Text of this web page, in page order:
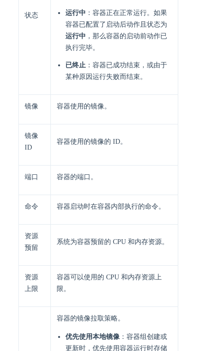
状态 运行中 ：容器正在正常运行。如果
容器已配置了启动后动作且状态为
运行中 ，那么容器的启动前动作已
执行完毕。
已终止 ：容器已成功结束，或由于
某种原因运行失败而结束。
镜像 容器使用的镜像。
镜像
ID
容器使用的镜像的 ID。
端口 容器的端口。
命令 容器启动时在容器内部执行的命令。
资源
预留
系统为容器预留的 CPU 和内存资源。
资源
上限
容器可以使用的 CPU 和内存资源上
限。
容器的镜像拉取策略。
优先使用本地镜像 ：容器组创建或
更新时，优先使用容器运行时存储